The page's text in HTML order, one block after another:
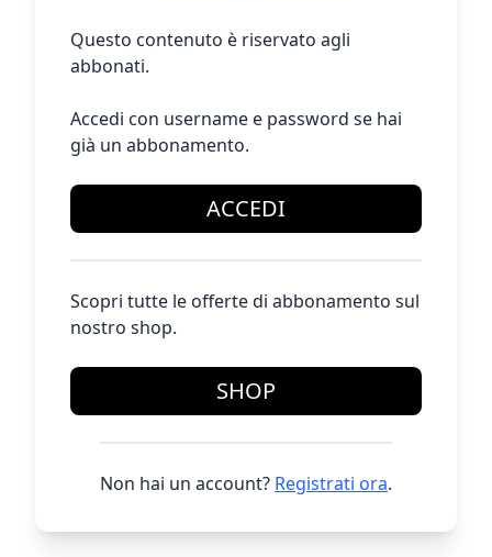
Questo contenuto è riservato agli
abbonati.
Accedi con username e password se hai
già un abbonamento.
ACCEDI
Scopri tutte le offerte di abbonamento sul
nostro shop.
SHOP
Non hai un account? Registrati ora.